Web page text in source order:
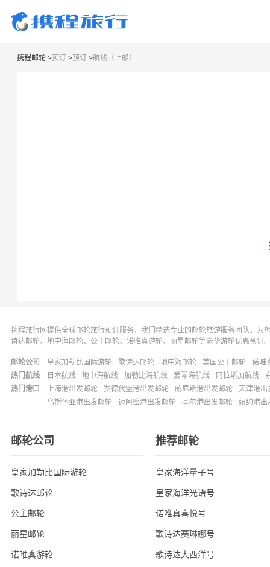
携程邮轮 >预订 >预订 >航线（上船）
携程旅行网提供全球邮轮旅行预订服务，我们精选专业的邮轮旅游服务团队，
诗达邮轮、地中海邮轮、公主邮轮、诺唯真游轮、丽星邮轮等豪华游轮优惠预订
邮轮公司 皇家加勒比国际游轮 歌诗达邮轮 地中海邮轮 美国公主邮轮
诺唯
热门航线
日本航线 地中海航线 加勒比海航线 爱琴海航线 阿拉斯加航线
热门港口
上海港出发邮轮 罗德代堡港出发邮轮 威尼斯港出发邮轮
天津港出
乌斯怀亚港出发邮轮
迈阿密港出发邮轮 基尔港出发邮轮 纽约港出
邮轮公司
皇家加勒比国际游轮
歌诗达邮轮
公主邮轮
丽星邮轮
诺唯真游轮
推荐邮轮
皇家海洋量子号
皇家海洋光谱号
诺唯真喜悦号
歌诗达赛琳娜号
歌诗达大西洋号